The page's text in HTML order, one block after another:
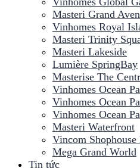
Masteri Grand
Vinhomes Royal
Masteri Trinity
Masteri Lakeside
Lumière SpringBay
Masterise The
Vinhomes Ocean
Vinhomes Ocean
Vinhomes Ocean
Masteri Waterfront
Vincom
Mega Grand World
Tin tức